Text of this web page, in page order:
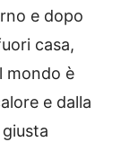
e dopo
casa,
mondo è
e dalla